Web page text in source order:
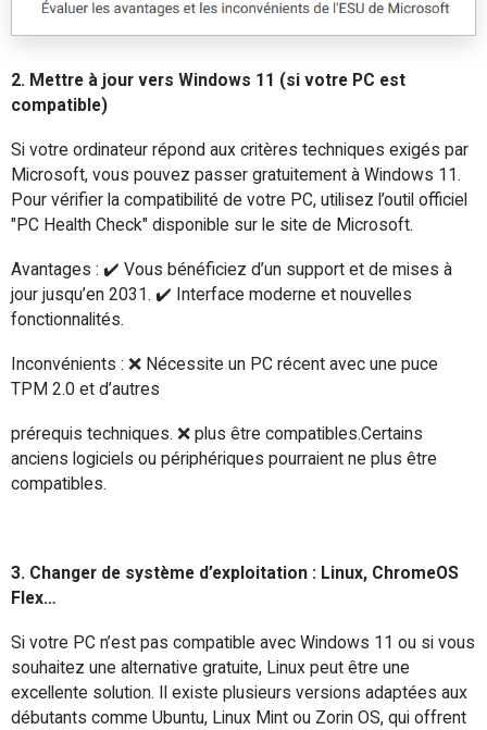
2. Mettre à jour vers Windows 11 (si votre PC est
compatible)
Si votre ordinateur répond aux critères techniques exigés par
Microsoft, vous pouvez passer gratuitement à Windows 11.
Pour vérifier la compatibilité de votre PC, utilisez l’outil officiel
"PC Health Check" disponible sur le site de Microsoft.
Avantages : ✔️ Vous bénéficiez d’un support et de mises à
jour jusqu’en 2031. ✔️ Interface moderne et nouvelles
fonctionnalités.
Inconvénients : ❌ Nécessite un PC récent avec une puce
TPM 2.0 et d’autres
prérequis techniques. ❌ plus être compatibles.Certains
anciens logiciels ou périphériques pourraient ne plus être
compatibles.
3. Changer de système d’exploitation : Linux, ChromeOS
Flex…
Si votre PC n’est pas compatible avec Windows 11 ou si vous
souhaitez une alternative gratuite, Linux peut être une
excellente solution. Il existe plusieurs versions adaptées aux
débutants comme Ubuntu, Linux Mint ou Zorin OS, qui offrent